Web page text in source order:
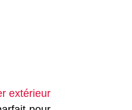
extérieur